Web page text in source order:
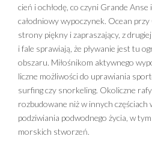
cień i ochłodę, co czyni Grande Anse
całodniowy wypoczynek. Ocean
strony piękny i zapraszający, z
i fale sprawiają, że pływanie jest tu
obszaru. Miłośnikom aktywnego
liczne możliwości do uprawiania
surfing czy snorkeling. Okoliczne
rozbudowane niż w innych częściach
podziwiania podwodnego życia, w
morskich stworzeń.